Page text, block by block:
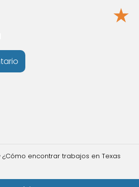
★
¿Cómo encontrar trabajos en Texas